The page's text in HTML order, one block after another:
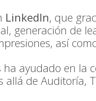
LinkedIn, que
generación de
así
ayudado en la
allá de Auditoría,